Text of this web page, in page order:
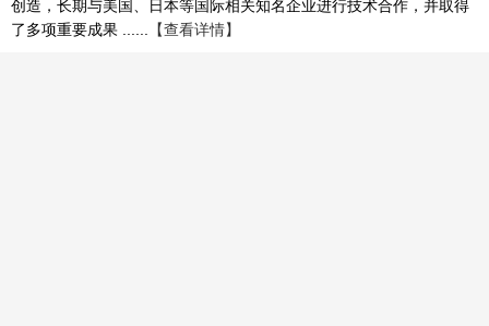
创造，长期与美国、日本等国际相关知名企业进行技术合作，并取得
了多项重要成果 ......
【查看详情】